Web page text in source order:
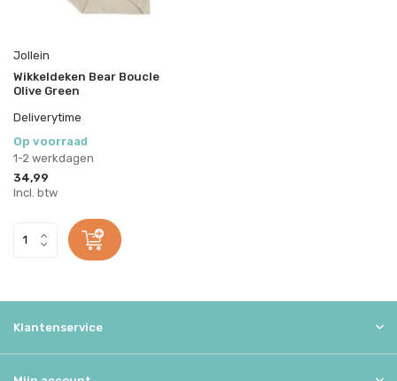
Jollein
Wikkeldeken Bear Boucle
Olive Green
Deliverytime
Op voorraad
1-2 werkdagen
34,99
Incl. btw
Klantenservice